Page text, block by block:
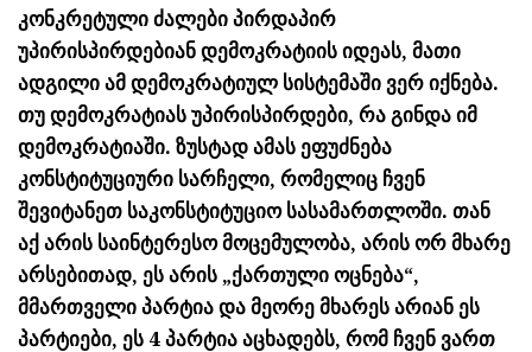
კონკრეტული ძალები პირდაპირ
უპირისპირდებიან დემოკრატიის იდეას, მათი
ადგილი ამ დემოკრატიულ სისტემაში ვერ იქნება.
თუ დემოკრატიას უპირისპირდები, რა გინდა იმ
დემოკრატიაში. ზუსტად ამას ეფუძნება
კონსტიტუციური სარჩელი, რომელიც ჩვენ
შევიტანეთ საკონსტიტუციო სასამართლოში. თან
აქ არის საინტერესო მოცემულობა, არის ორ მხარე
არსებითად, ეს არის „ქართული ოცნება“,
მმართველი პარტია და მეორე მხარეს არიან ეს
პარტიები, ეს 4 პარტია აცხადებს, რომ ჩვენ ვართ